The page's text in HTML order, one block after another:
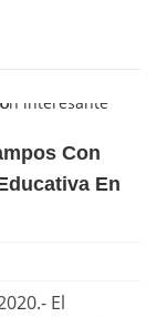
Con
En
El